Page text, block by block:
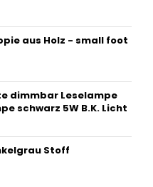
aus Holz - small foot
dimmbar Leselampe
schwarz 5W B.K. Licht
Stoff